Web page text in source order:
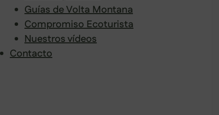
Guías de Volta Montana
Compromiso Ecoturista
Nuestros vídeos
Contacto